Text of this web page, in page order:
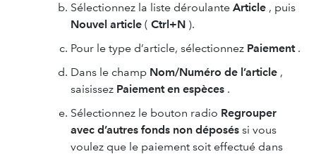
Sélectionnez la liste déroulante Article , puis
Nouvel article ( Ctrl+N ).
Pour le type d’article, sélectionnez Paiement.
Dans le champ Nom/Numéro de l’article ,
saisissez Paiement en espèces .
Sélectionnez le bouton radio Regrouper
avec d’autres fonds non déposés si vous
voulez que le paiement soit effectué dans